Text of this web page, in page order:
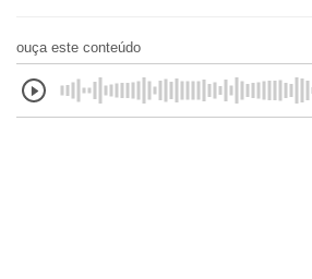
ouça este conteúdo